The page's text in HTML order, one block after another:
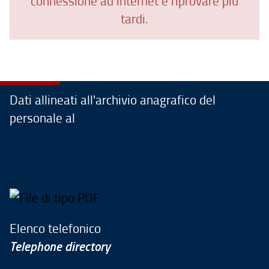
tardi.
Dati allineati all'archivio anagrafico del
personale al
Elenco telefonico
Telephone directory